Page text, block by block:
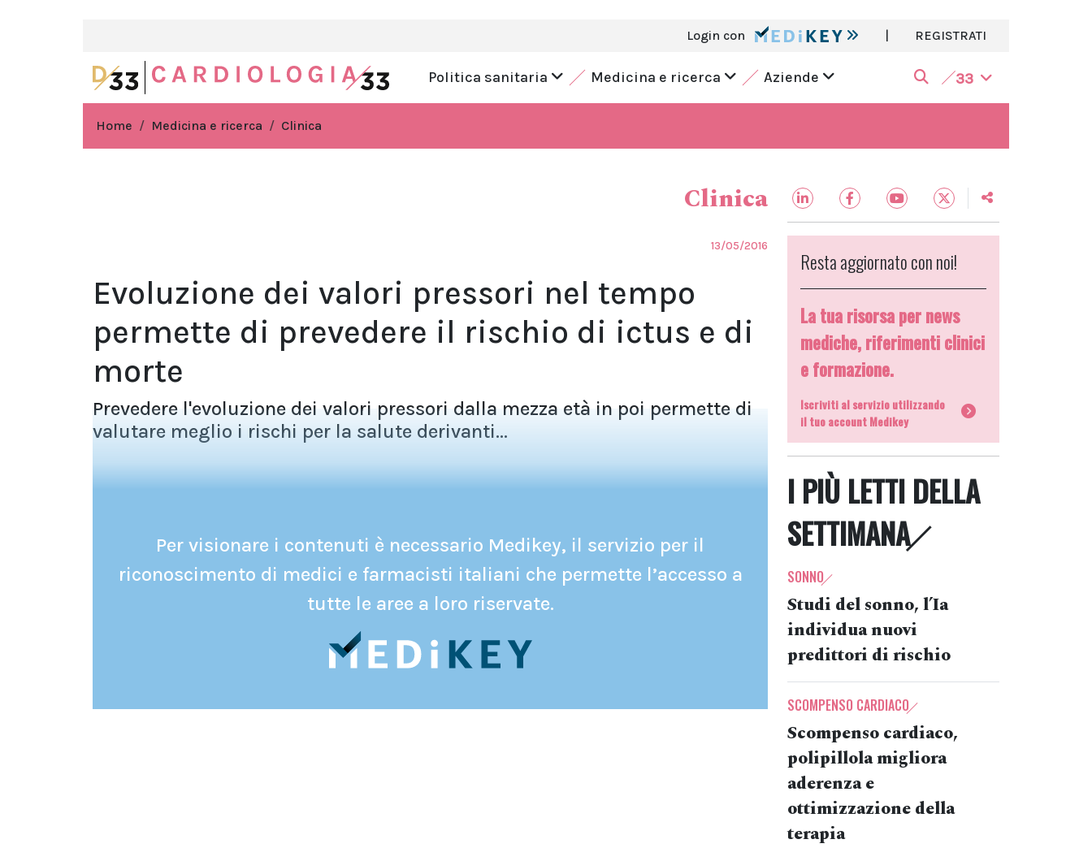
Login con | REGISTRATI
Politica sanitaria Medicina e ricerca Aziende 33
Home Medicina e ricerca Clinica
Clinica
13/05/2016
Evoluzione dei valori pressori nel tempo
permette di prevedere il rischio di ictus e di
morte
Prevedere l'evoluzione dei valori pressori dalla mezza età in poi permette di
valutare meglio i rischi per la salute derivanti...
Per visionare i contenuti è necessario Medikey, il servizio per il
riconoscimento di medici e farmacisti italiani che permette l’accesso a
tutte le aree a loro riservate.
Resta aggiornato con noi!
La tua risorsa per news
mediche, riferimenti clinici
e formazione.
Iscriviti al servizio utilizzando
il tuo account Medikey
I PIÙ LETTI DELLA
SETTIMANA
SONNO
Studi del sonno, l’Ia
individua nuovi
predittori di rischio
SCOMPENSO CARDIACO
Scompenso cardiaco,
polipillola migliora
aderenza e
ottimizzazione della
terapia